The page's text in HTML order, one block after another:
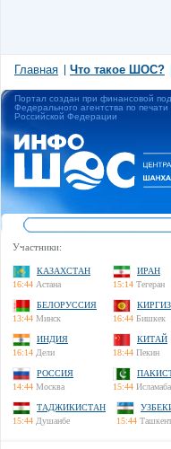
Главная Что такое ШОС?
Портал создан при финансовой
Федерального агентства по
Российской Федерации
Участники:
КАЗАХСТАН
16:44 Астана
ИРАН
15:14 Тегеран
БЕЛОРУССИЯ
13:44 Минск
16:44 Бишкек
ИНДИЯ
16:14 Дели
КИТАЙ
18:44 Пекин
РОССИЯ
14:44 Москва
15:44
ТАДЖИКИСТАН
15:44 Душанбе
15:44 Ташкент